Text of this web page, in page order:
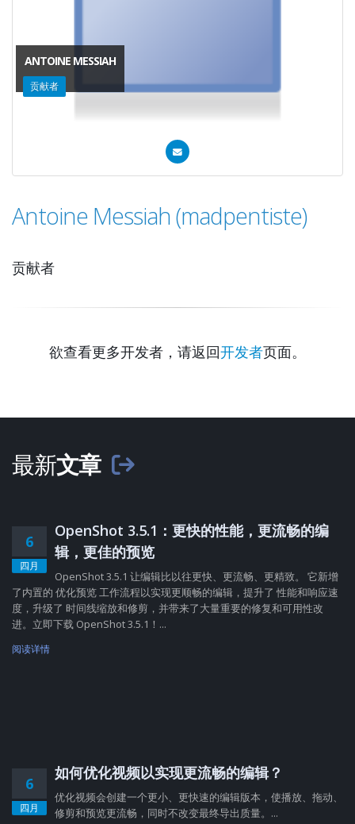
ANTOINE MESSIAH
贡献者
Antoine Messiah (madpentiste)
贡献者
欲查看更多开发者，请返回开发者页面。
最新文章
6
四月
OpenShot 3.5.1：更快的性能，更流畅的编
辑，更佳的预览
OpenShot 3.5.1 让编辑比以往更快、更流畅、更精致。 它新增
了内置的 优化预览 工作流程以实现更顺畅的编辑，提升了 性能和响应速
度，升级了 时间线缩放和修剪，并带来了大量重要的修复和可用性改
进。立即下载 OpenShot 3.5.1！...
阅读详情
6
四月
如何优化视频以实现更流畅的编辑？
优化视频会创建一个更小、更快速的编辑版本，使播放、拖动、
修剪和预览更流畅，同时不改变最终导出质量。...